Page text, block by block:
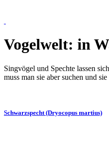
Vogelwelt: in
Singvögel und Spechte lassen
muss man sie aber suchen und
Schwarzspecht (Dryocopus martius)